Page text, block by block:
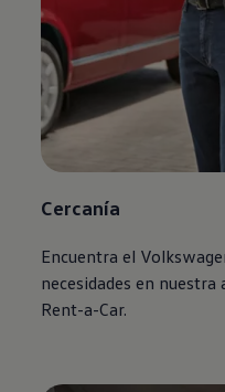
Cercanía
Encuentra el
necesidades en
Rent-a-Car.